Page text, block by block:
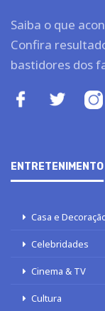
Saiba o que
Confira
bastidores dos
ENTRETENIMENTO
Casa e
Celebridades
Cinema & TV
Cultura